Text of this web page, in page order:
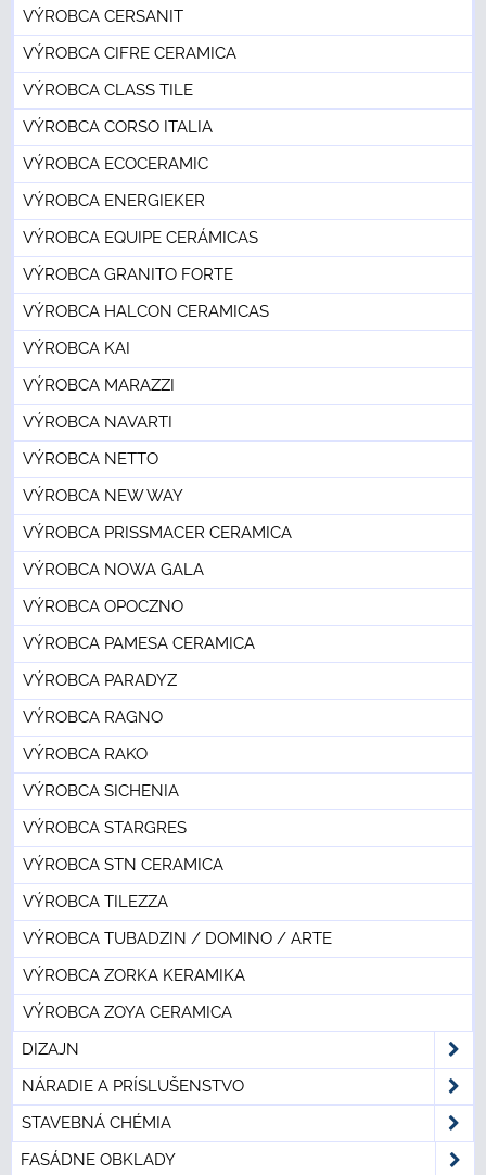
VÝROBCA CERSANIT
VÝROBCA CIFRE CERAMICA
VÝROBCA CLASS TILE
VÝROBCA CORSO ITALIA
VÝROBCA ECOCERAMIC
VÝROBCA ENERGIEKER
VÝROBCA EQUIPE CERÁMICAS
VÝROBCA GRANITO FORTE
VÝROBCA HALCON CERAMICAS
VÝROBCA KAI
VÝROBCA MARAZZI
VÝROBCA NAVARTI
VÝROBCA NETTO
VÝROBCA NEW WAY
VÝROBCA PRISSMACER CERAMICA
VÝROBCA NOWA GALA
VÝROBCA OPOCZNO
VÝROBCA PAMESA CERAMICA
VÝROBCA PARADYZ
VÝROBCA RAGNO
VÝROBCA RAKO
VÝROBCA SICHENIA
VÝROBCA STARGRES
VÝROBCA STN CERAMICA
VÝROBCA TILEZZA
VÝROBCA TUBADZIN / DOMINO / ARTE
VÝROBCA ZORKA KERAMIKA
VÝROBCA ZOYA CERAMICA
DIZAJN
NÁRADIE A PRÍSLUŠENSTVO
STAVEBNÁ CHÉMIA
FASÁDNE OBKLADY